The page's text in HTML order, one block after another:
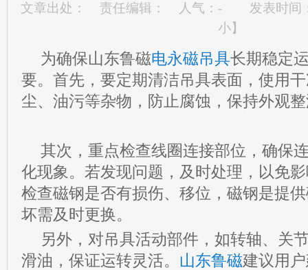
文章出处： 责任编辑： 人气： -
发表时间
小】
为确保山东鲁磁电永磁吊具长期稳定
要。首先，要定期清洁吊具表面，使用
尘、油污等杂物，防止腐蚀，保持外观
其次，重点检查线圈连接部位，确保
化现象。若发现问题，及时处理，以免
检查磁钢是否有损伤、移位，磁钢是提
坏需及时更换。
另外，对吊具活动部件，如转轴、关
滑油，保证运转灵活。 山东鲁磁建议用